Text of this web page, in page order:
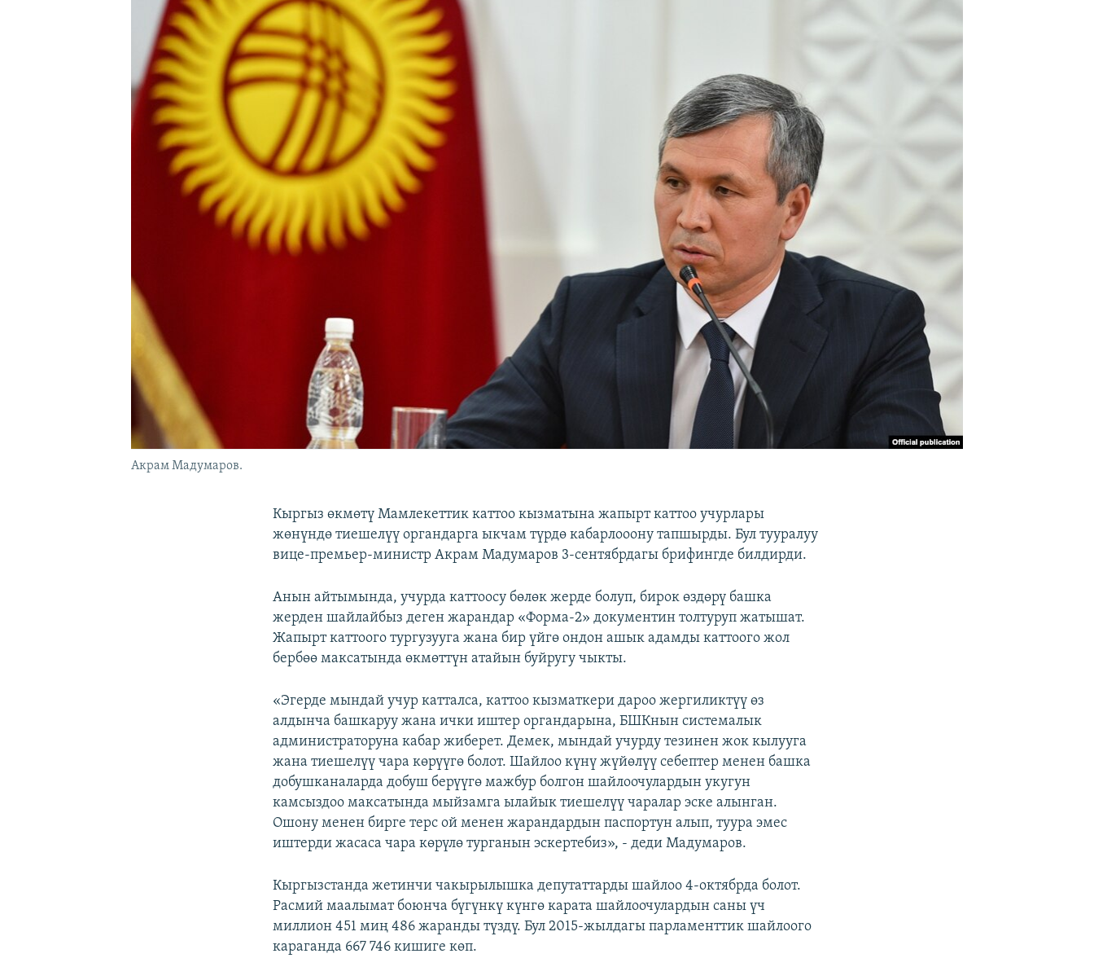
Акрам Мадумаров.
Кыргыз өкмөтү Мамлекеттик каттоо кызматына жапырт каттоо учурлары
жөнүндө тиешелүү органдарга ыкчам түрдө кабарлооону тапшырды. Бул тууралуу
вице-премьер-министр Акрам Мадумаров 3-сентябрдагы брифингде билдирди.
Анын айтымында, учурда каттоосу бөлөк жерде болуп, бирок өздөрү башка
жерден шайлайбыз деген жарандар «Форма-2» документин толтуруп жатышат.
Жапырт каттоого тургузууга жана бир үйгө ондон ашык адамды каттоого жол
бербөө максатында өкмөттүн атайын буйругу чыкты.
«Эгерде мындай учур катталса, каттоо кызматкери дароо жергиликтүү өз
алдынча башкаруу жана ички иштер органдарына, БШКнын системалык
администраторуна кабар жиберет. Демек, мындай учурду тезинен жок кылууга
жана тиешелүү чара көрүүгө болот. Шайлоо күнү жүйөлүү себептер менен башка
добушканаларда добуш берүүгө мажбур болгон шайлоочулардын укугун
камсыздоо максатында мыйзамга ылайык тиешелүү чаралар эске алынган.
Ошону менен бирге терс ой менен жарандардын паспортун алып, туура эмес
иштерди жасаса чара көрүлө турганын эскертебиз», - деди Мадумаров.
Кыргызстанда жетинчи чакырылышка депутаттарды шайлоо 4-октябрда болот.
Расмий маалымат боюнча бүгүнкү күнгө карата шайлоочулардын саны үч
миллион 451 миң 486 жаранды түздү. Бул 2015-жылдагы парламенттик шайлоого
караганда 667 746 кишиге көп.